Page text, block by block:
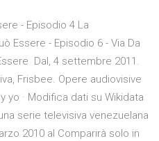
- Episodio 4 La
Essere - Episodio 6 - Via Da
Dal, 4 settembre 2011.
Frisbee. Opere audiovisive
yo · Modifica dati su Wikidata
serie televisiva venezuelana
2010 al Comparirà solo in